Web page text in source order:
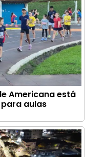
Americana está
aulas